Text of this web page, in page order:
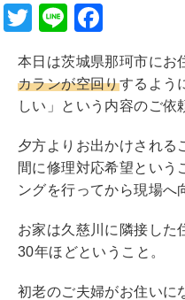
T
tt
er
Li
n
e c
e
o
o
本日は茨城県那珂市にお
カランが空回りするよう
しい」という内容のご依
夕方よりお出かけされる
間に修理対応希望という
ングを行ってから現場へ
お家は久慈川に隣接した
30年ほどということ。
初老のご夫婦がお住いに